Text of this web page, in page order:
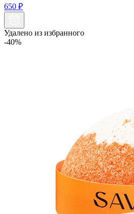
650 ₽
Удалено из избранного
-40%